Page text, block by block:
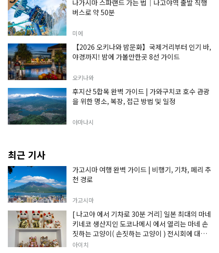
나가시마 스파랜드 가는 법｜나고야역 출발 직행
버스로 약 50분
미에
【2026 오키나와 밤문화】국제거리부터 인기 바,
야경까지! 밤에 가볼만한곳 8선 가이드
오키나와
후지산 5합목 완벽 가이드 | 가와구치코 호수 관광
을 위한 명소, 복장, 접근 방법 및 일정
야마나시
최근 기사
가고시마 여행 완벽 가이드 | 비행기, 기차, 페리 추
천 경로
가고시마
[ 나고야 에서 기차로 30분 거리] 일본 최대의 마네
키네코 생산지인 도코나메시 에서 열리는 마네 손
짓하는 고양이( 손짓하는 고양이 ) 전시회에 대한
정보입니다.
아이치